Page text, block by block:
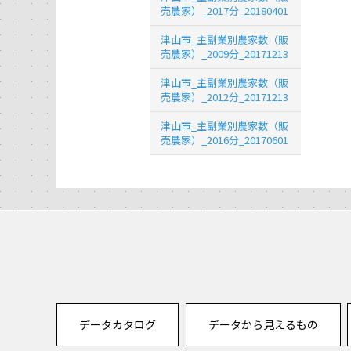
売農家）_2017分_20180401
津山市_主副業別農家数（販
売農家）_2009分_20171213
津山市_主副業別農家数（販
売農家）_2012分_20171213
津山市_主副業別農家数（販
売農家）_2016分_20170601
データカタログ データから見えるもの